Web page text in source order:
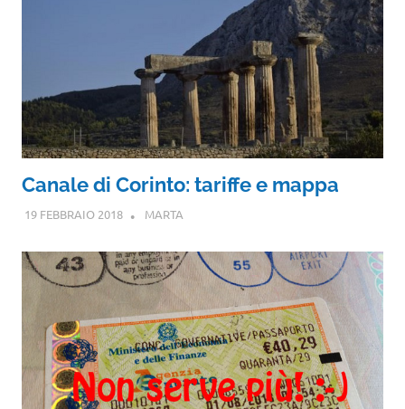
Canale di Corinto: tariffe e mappa
19 FEBBRAIO 2018 MARTA